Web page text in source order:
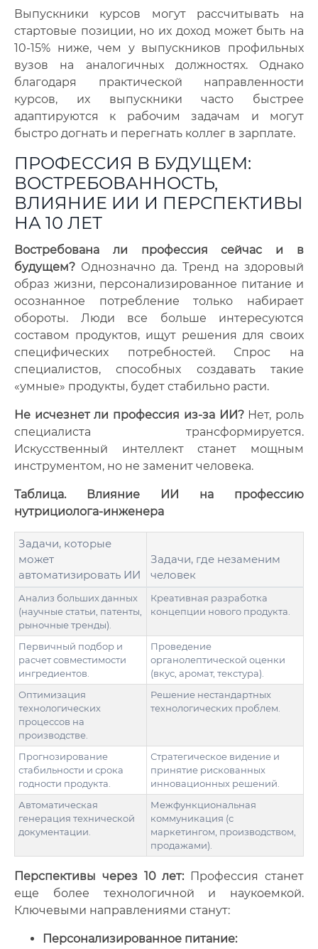
Выпускники курсов могут рассчитывать на
стартовые позиции, но их доход может быть на
10-15% ниже, чем у выпускников профильных
вузов на аналогичных должностях. Однако
благодаря практической направленности
курсов, их выпускники часто быстрее
адаптируются к рабочим задачам и могут
быстро догнать и перегнать коллег в зарплате.
ПРОФЕССИЯ В БУДУЩЕМ:
ВОСТРЕБОВАННОСТЬ,
ВЛИЯНИЕ ИИ И ПЕРСПЕКТИВЫ
НА 10 ЛЕТ
Востребована ли профессия сейчас и в
будущем? Однозначно да. Тренд на здоровый
образ жизни, персонализированное питание и
осознанное потребление только набирает
обороты. Люди все больше интересуются
составом продуктов, ищут решения для своих
специфических потребностей. Спрос на
специалистов, способных создавать такие
«умные» продукты, будет стабильно расти.
Не исчезнет ли профессия из-за ИИ?Нет, роль
специалиста трансформируется.
Искусственный интеллект станет мощным
инструментом, но не заменит человека.
Таблица. Влияние ИИ на профессию
нутрициолога-инженера
Задачи, которые
может
автоматизировать ИИ
Задачи, где незаменим
человек
Анализ больших данных
(научные статьи, патенты,
рыночные тренды).
Креативная разработка
концепции нового продукта.
Первичный подбор и
расчет совместимости
ингредиентов.
Проведение
органолептической оценки
(вкус, аромат, текстура).
Оптимизация
технологических
процессов на
производстве.
Решение нестандартных
технологических проблем.
Прогнозирование
стабильности и срока
годности продукта.
Стратегическое видение и
принятие рискованных
инновационных решений.
Автоматическая
генерация технической
документации.
Межфункциональная
коммуникация (с
маркетингом, производством,
продажами).
Перспективы через 10 лет:Профессия станет
еще более технологичной и наукоемкой.
Ключевыми направлениями станут:
Персонализированное питание: